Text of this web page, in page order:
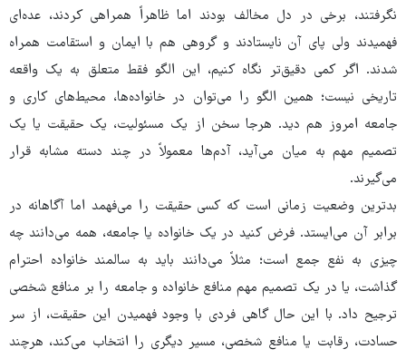
نگرفتند، برخی در دل مخالف بودند اما ظاهراً همراهی کردند، عده‌ای
فهمیدند ولی پای آن نایستادند و گروهی هم با ایمان و استقامت همراه
شدند. اگر کمی دقیق‌تر نگاه کنیم، این الگو فقط متعلق به یک واقعه
تاریخی نیست؛ همین الگو را می‌توان در خانواده‌ها، محیط‌های کاری و
جامعه امروز هم دید. هرجا سخن از یک مسئولیت، یک حقیقت یا یک
تصمیم مهم به میان می‌آید، آدم‌ها معمولاً در چند دسته مشابه قرار
می‌گیرند.
بدترین وضعیت زمانی است که کسی حقیقت را می‌فهمد اما آگاهانه در
برابر آن می‌ایستد. فرض کنید در یک خانواده یا جامعه، همه می‌دانند چه
چیزی به نفع جمع است؛ مثلاً می‌دانند باید به سالمند خانواده احترام
گذاشت، یا در یک تصمیم مهم منافع خانواده و جامعه را بر منافع شخصی
ترجیح داد. با این حال گاهی فردی با وجود فهمیدن این حقیقت، از سر
حسادت، رقابت یا منافع شخصی، مسیر دیگری را انتخاب می‌کند، هرچند